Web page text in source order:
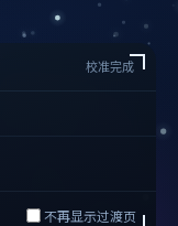
校准完成
不再显示过渡页